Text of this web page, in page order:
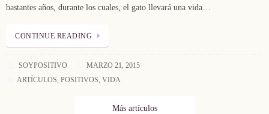
bastantes años, durante los cuales, el gato llevará una vida…
CONTINUE READING
SOYPOSITIVO
MARZO 21, 2015
ARTÍCULOS POSITIVOS VIDA
Más artículos